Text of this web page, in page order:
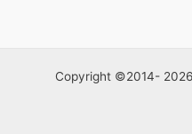
Copyright ©2014-